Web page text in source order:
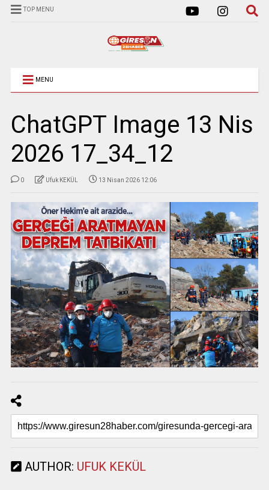
TOP MENU
MENU
ChatGPT Image 13 Nis
2026 17_34_12
0 Ufuk KEKÜL 13 Nisan 2026 12:06
AUTHOR: UFUK KEKÜL